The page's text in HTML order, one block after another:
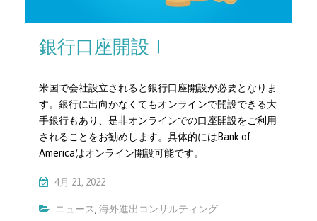
銀行口座開設Ⅰ
米国で会社設立されると銀行口座開設が必要となりま
す。銀行に出向かなくてもオンラインで開設できる大
手銀行もあり、是非オンラインでの口座開設をご利用
されることをお勧めします。具体的にはBank of
Americaはオンライン開設可能です。
4月 21, 2022
ニュース, 海外進出コンサルティング